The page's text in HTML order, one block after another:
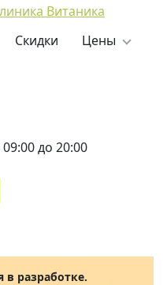
Скидки Цены
до 20:00
в разработке.